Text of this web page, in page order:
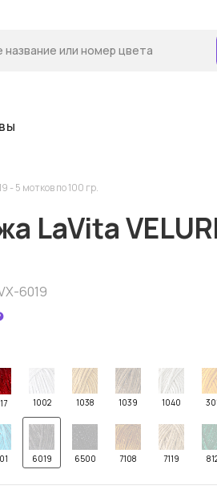
- 5 мотков по 100 гр.
LaVita
6019
1002 1038 1039 1040
6019 6500 7108 7119